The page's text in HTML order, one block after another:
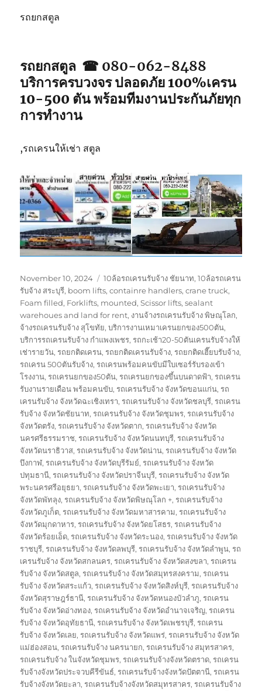
รถยกสตูล
รถยกสตูล ☎ 080-062-8488
บริการครบวงจร ปลอดภัย 100%เครน
10-500 ตัน พร้อมทีมงานประกันภัยทุก
การทำงาน
,รถเครนให้เช่า สตูล
Posted
on
November 10, 2024 Tags
10ล้อรถเครนรับจ้าง ชัยนาท,10ล้อรถเครน
รับจ้าง สระบุรี, boom lifts,containre handlers,crane truck,
Foam filled, Forklifts, mounted,Scissor lifts,sealant
warehoues and land for rent, งานจ้างรถเครนรับจ้าง พิษณุโลก,
จ้างรถเครนรับจ้าง สุโขทัย,บริการงานเหมาเครนยกของ500ตัน,
บริการรถเครนรับจ้าง กำแพงเพชร,รถกะเช้า20-50ตันเครนรับจ้างให้
เช่ารายวัน,รถยกติดเครน,รถยกติดเครนรับจ้าง,รถยกติดเฮี๊ยบรับจ้าง,
รถเครน 500ตันรับจ้าง,รถเครนพร้อมคนขับมีใบเซอร์รับรองเข้า
โรงงาน,รถเครนยกของ50ตัน,รถเครนยกของขึ้นบนดาดฟ้า,รถเครน
รับงานรายเดือน พร้อมคนขับ,รถเครนรับจ้าง จังหวัดขอนแก่น,รถ
เครนรับจ้าง จังหวัดฉะเชิงเทรา,รถเครนรับจ้าง จังหวัดชลบุรี,รถเครน
รับจ้าง จังหวัดชัยนาท,รถเครนรับจ้าง จังหวัดชุมพร,รถเครนรับจ้าง
จังหวัดตรัง,รถเครนรับจ้าง จังหวัดตาก,รถเครนรับจ้าง จังหวัด
นครศรีธรรมราช,รถเครนรับจ้าง จังหวัดนนทบุรี,รถเครนรับจ้าง
จังหวัดนราธิวาส,รถเครนรับจ้าง จังหวัดน่าน,รถเครนรับจ้าง จังหวัด
บึงกาฬ,รถเครนรับจ้าง จังหวัดบุรีรัมย์,รถเครนรับจ้าง จังหวัด
ปทุมธานี,รถเครนรับจ้าง จังหวัดปราจีนบุรี,รถเครนรับจ้าง จังหวัด
พระนครศรีอยุธยา,รถเครนรับจ้าง จังหวัดพะเยา,รถเครนรับจ้าง
จังหวัดพัทลุง,รถเครนรับจ้าง จังหวัดพิษณุโลก +,รถเครนรับจ้าง
จังหวัดภูเก็ต,รถเครนรับจ้าง จังหวัดมหาสารคาม,รถเครนรับจ้าง
จังหวัดมุกดาหาร,รถเครนรับจ้าง จังหวัดยโสธร,รถเครนรับจ้าง
จังหวัดร้อยเอ็ด,รถเครนรับจ้าง จังหวัดระนอง,รถเครนรับจ้าง จังหวัด
ราชบุรี,รถเครนรับจ้าง จังหวัดลพบุรี,รถเครนรับจ้าง จังหวัดลำพูน,รถ
เครนรับจ้าง จังหวัดสกลนคร,รถเครนรับจ้าง จังหวัดสงขลา,รถเครน
รับจ้าง จังหวัดสตูล,รถเครนรับจ้าง จังหวัดสมุทรสงคราม,รถเครน
รับจ้าง จังหวัดสระแก้ว,รถเครนรับจ้าง จังหวัดสิงห์บุรี,รถเครนรับจ้าง
จังหวัดสุราษฎร์ธานี,รถเครนรับจ้าง จังหวัดหนองบัวลำภู,รถเครน
รับจ้าง จังหวัดอ่างทอง,รถเครนรับจ้าง จังหวัดอำนาจเจริญ,รถเครน
รับจ้าง จังหวัดอุทัยธานี,รถเครนรับจ้าง จังหวัดเพชรบุรี,รถเครน
รับจ้าง จังหวัดเลย,รถเครนรับจ้าง จังหวัดแพร่,รถเครนรับจ้าง จังหวัด
แม่ฮ่องสอน,รถเครนรับจ้าง นครนายก,รถเครนรับจ้าง สมุทรสาคร,
รถเครนรับจ้าง ในจังหวัดชุมพร,รถเครนรับจ้างจังหวัดตราด,รถเครน
รับจ้างจังหวัดประจวบคีรีขันธ์,รถเครนรับจ้างจังหวัดปัตตานี,รถเครน
รับจ้างจังหวัดยะลา,รถเครนรับจ้างจังหวัดสมุทรสาคร,รถเครนรับจ้าง